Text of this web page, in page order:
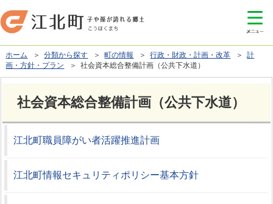
ホーム ＞分類から探す ＞町の情報 ＞行政・財政・計画・改革 ＞計
画・方針・プラン
＞ 社会資本総合整備計画（公共下水道）
社会資本総合整備計画（公共下水道）
江北町職員障がい者活躍推進計画
江北町情報セキュリティポリシー基本方針